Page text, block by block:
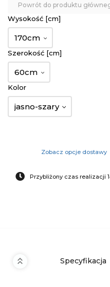
Powrót do produktu
Wysokość [cm]
170cm
Szerokość [cm]
60cm
Kolor
jasno-szary
Zobacz opcje dostawy
Przybliżony czas realizacji
Specyfikacja